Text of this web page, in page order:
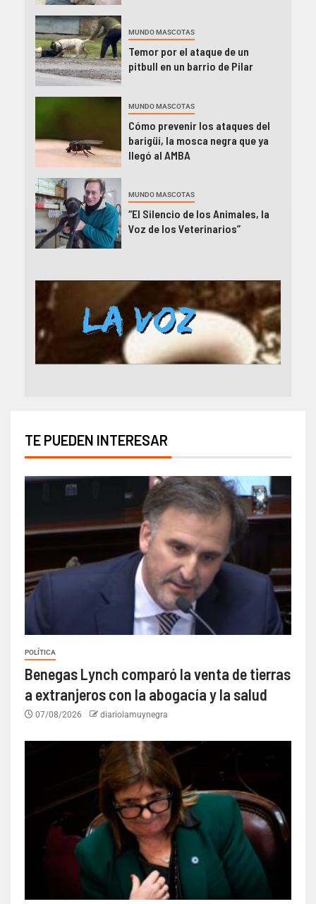
MUNDO MASCOTAS
Temor por el ataque de un
pitbull en un barrio de Pilar
MUNDO MASCOTAS
Cómo prevenir los ataques del
barigüí, la mosca negra que ya
llegó al AMBA
MUNDO MASCOTAS
“El Silencio de los Animales, la
Voz de los Veterinarios”
TE PUEDEN INTERESAR
POLÍTICA
Benegas Lynch comparó la venta de tierras
a extranjeros con la abogacía y la salud
07/08/2026 diariolamuynegra